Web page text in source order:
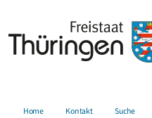
Home Kontakt Suche